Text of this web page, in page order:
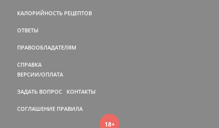
КАЛОРИЙНОСТЬ РЕЦЕПТОВ
ОТВЕТЫ
ПРАВООБЛАДАТЕЛЯМ
СПРАВКА
ВЕРСИИ/ОПЛАТА
ЗАДАТЬ ВОПРОС КОНТАКТЫ
СОГЛАШЕНИЕ ПРАВИЛА
18+